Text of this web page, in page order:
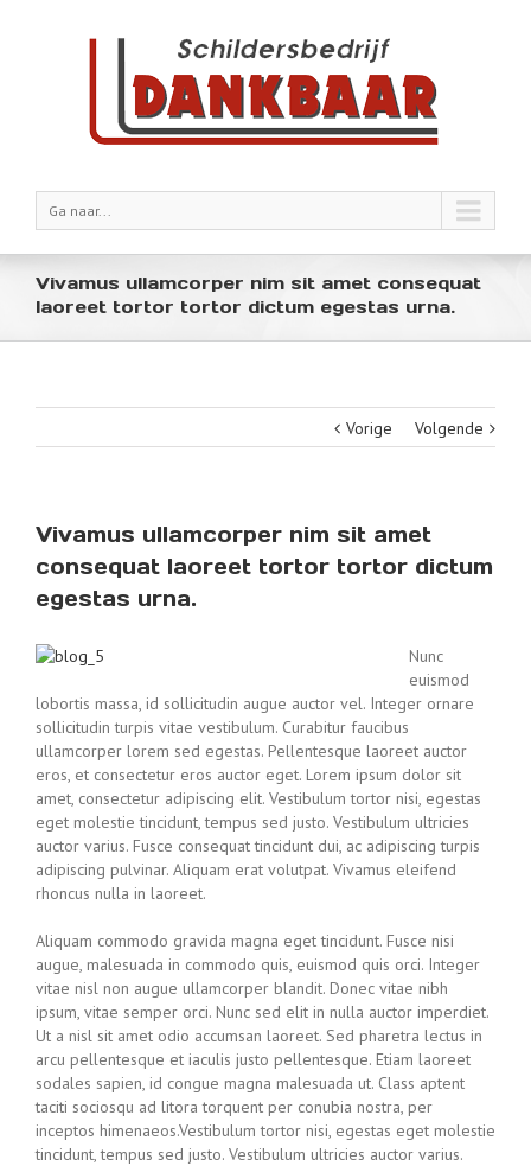
Ga naar...
Vivamus ullamcorper nim sit amet consequat
laoreet tortor tortor dictum egestas urna.
Vorige Volgende
Vivamus ullamcorper nim sit amet
consequat laoreet tortor tortor dictum
egestas urna.
Nunc
euismod
lobortis massa, id sollicitudin augue auctor vel. Integer ornare
sollicitudin turpis vitae vestibulum. Curabitur faucibus
ullamcorper lorem sed egestas. Pellentesque laoreet auctor
eros, et consectetur eros auctor eget. Lorem ipsum dolor sit
amet, consectetur adipiscing elit. Vestibulum tortor nisi, egestas
eget molestie tincidunt, tempus sed justo. Vestibulum ultricies
auctor varius. Fusce consequat tincidunt dui, ac adipiscing turpis
adipiscing pulvinar. Aliquam erat volutpat. Vivamus eleifend
rhoncus nulla in laoreet.
Aliquam commodo gravida magna eget tincidunt. Fusce nisi
augue, malesuada in commodo quis, euismod quis orci. Integer
vitae nisl non augue ullamcorper blandit. Donec vitae nibh
ipsum, vitae semper orci. Nunc sed elit in nulla auctor imperdiet.
Ut a nisl sit amet odio accumsan laoreet. Sed pharetra lectus in
arcu pellentesque et iaculis justo pellentesque. Etiam laoreet
sodales sapien, id congue magna malesuada ut. Class aptent
taciti sociosqu ad litora torquent per conubia nostra, per
inceptos himenaeos.Vestibulum tortor nisi, egestas eget molestie
tincidunt, tempus sed justo. Vestibulum ultricies auctor varius.